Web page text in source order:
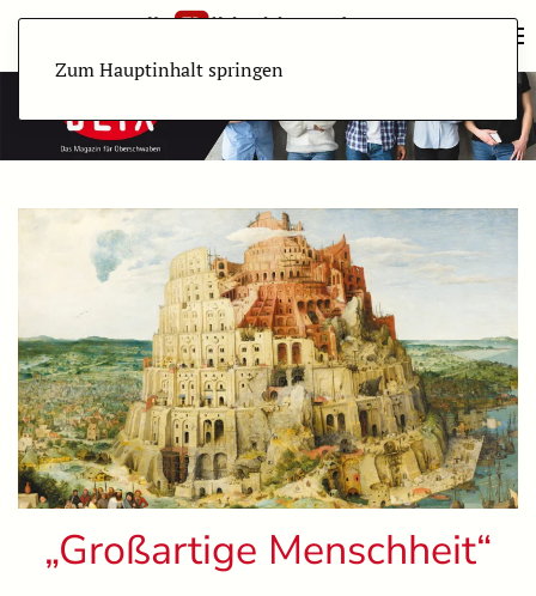
Zum Hauptinhalt springen
„Großartige Menschheit“